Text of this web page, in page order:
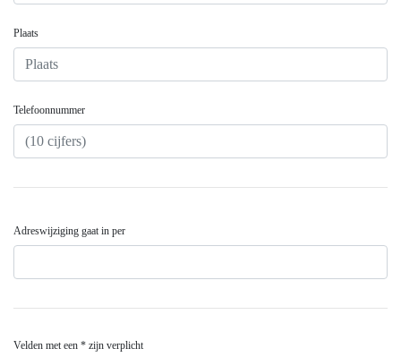
Plaats
Telefoonnummer
Adreswijziging gaat in per
Velden met een * zijn verplicht